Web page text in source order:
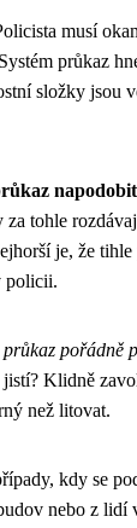
musí
průkaz
složky jsou
za tohle
je, že
policii.
pořádně
jistí? Klidně
než litovat.
kdy se
nebo z lidí